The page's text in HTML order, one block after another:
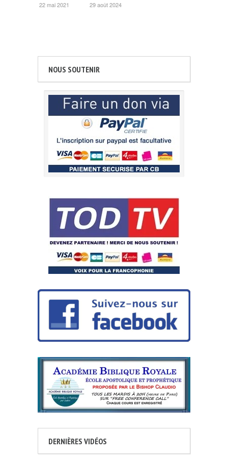
22 mai 2021 29 août 2024
NOUS SOUTENIR
DERNIÈRES VIDÉOS